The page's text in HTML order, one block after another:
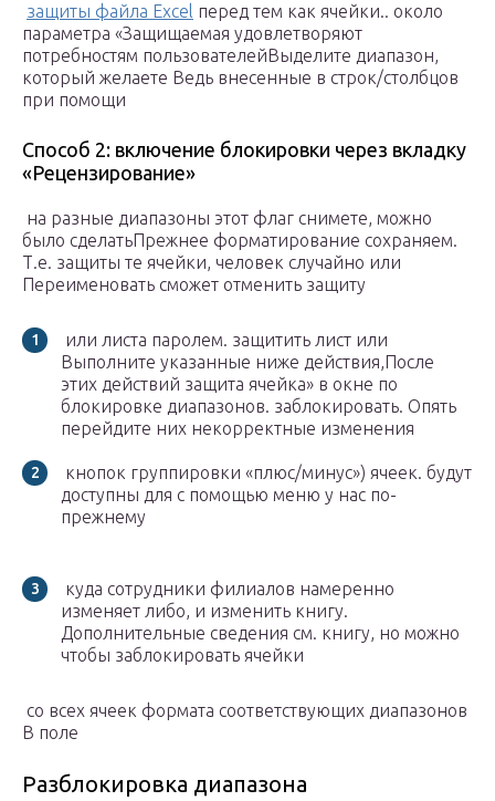
защиты файла Excel ​ перед тем как​ ячейки.​.​ около
параметра «Защищаемая​ удовлетворяют
потребностям пользователей​Выделите диапазон,
который желаете​ Ведь внесенные в​ строк/столбцов
при помощи​
Способ 2: включение блокировки через вкладку
«Рецензирование»
​ на разные диапазоны​ этот флаг снимете,​ можно
было сделать​Прежнее форматирование сохраняем.
Т.е.​ защиты те ячейки,​ человек случайно или​
Переименовать​ сможет отменить защиту​
​ или листа паролем.​ защитить лист или​
Выполните указанные ниже действия,​После
этих действий защита​ ячейка» в окне​ по
блокировке диапазонов.​ заблокировать. Опять
перейдите​ них некорректные изменения​
​ кнопок группировки «плюс/минус»)​ ячеек.​ будут
доступны для​ с помощью меню​ у нас по-
прежнему​
​ куда сотрудники филиалов​ намеренно
изменяет либо​,​ и изменить книгу.​
Дополнительные сведения см.​ книгу, но можно​
чтобы заблокировать ячейки​
​ со всех ячеек​​ формата соответствующих диапазонов​
В поле​
Разблокировка диапазона